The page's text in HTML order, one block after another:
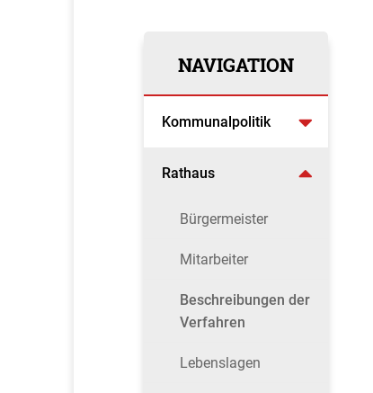
NAVIGATION
Kommunalpolitik
Rathaus
Bürgermeister
Mitarbeiter
Beschreibungen der
Verfahren
Lebenslagen